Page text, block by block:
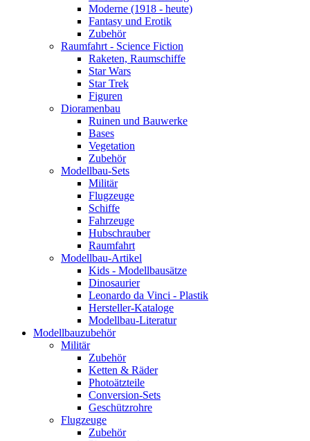
Moderne (1918 - heute)
Fantasy und Erotik
Zubehör
Raumfahrt - Science Fiction
Raketen, Raumschiffe
Star Wars
Star Trek
Figuren
Dioramenbau
Ruinen und Bauwerke
Bases
Vegetation
Zubehör
Modellbau-Sets
Militär
Flugzeuge
Schiffe
Fahrzeuge
Hubschrauber
Raumfahrt
Modellbau-Artikel
Kids - Modellbausätze
Dinosaurier
Leonardo da Vinci - Plastik
Hersteller-Kataloge
Modellbau-Literatur
Modellbauzubehör
Militär
Zubehör
Ketten & Räder
Photoätzteile
Conversion-Sets
Geschützrohre
Flugzeuge
Zubehör